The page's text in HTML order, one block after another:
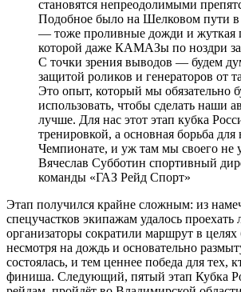
становятся непреодолимыми
Подобное было на Шелковом пути в
— тоже проливные дожди и жуткая
которой даже КАМАЗы по ноздри
С точки зрения выводов — будем
защитой роликов и генераторов от
Это опыт, который мы обязательно
использовать, чтобы сделать наши
лучше. Для нас этот этап кубка
тренировкой, а основная борьба для
Чемпионате, и уж там мы своего не
Вячеслав Субботин спортивный
команды «ГАЗ Рейд Спорт»
Этап получился крайне сложным: из
спецучастков экипажам удалось
организаторы сократили маршрут в
несмотря на дождь и основательно
состоялась, и тем ценнее победа для тех,
финиша. Следующий, пятый этап Кубка